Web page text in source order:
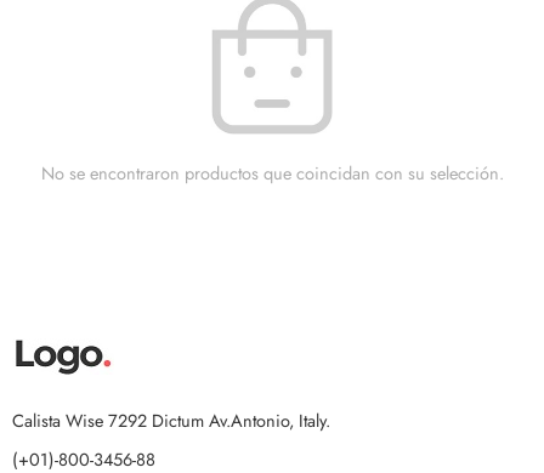
No se encontraron productos que coincidan con su selección.
Calista Wise 7292 Dictum Av.Antonio, Italy.
(+01)-800-3456-88